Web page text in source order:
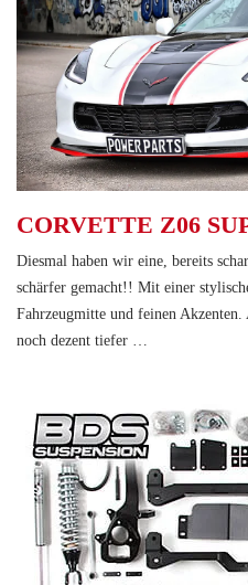
CORVETTE Z06
Diesmal haben wir eine, bereits
schärfer gemacht!! Mit einer
Fahrzeugmitte und feinen
noch dezent tiefer …